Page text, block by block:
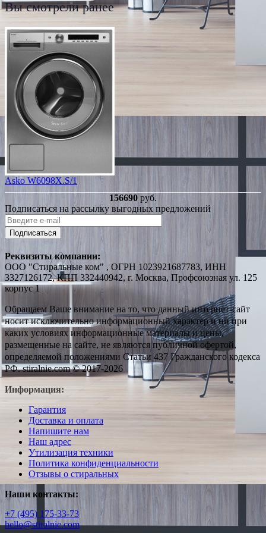
Вы смотрели ранее
Asko W6098X.S/1
156690 руб.
Подписаться на рассылку выгодных предложений
Подписаться
Реквизиты компании:
ООО "Стиральные ком" , ОГРН 1023921687783, ИНН
3327126172, КПП 332440942, г. Москва, Профсоюзная ул. 125
корпус 1
Обращаем Ваше внимание на то, что данный интернет-сайт
носит исключительно информационный характер и ни при
каких условиях информационные материалы и цены,
размещенные на сайте, не являются публичной офертой,
определяемой положениями Статьи 437 Гражданского кодекса
РФ. stiralnie.com © 2017-2026
Информация:
Гарантия
Доставка и оплата
Напишите нам
Наш адрес
Утилизация техники
Политика конфиденциальности
Отзывы о стиральных
Наши контакты:
+7 (495) 175-33-73
hello@stiralnie.com